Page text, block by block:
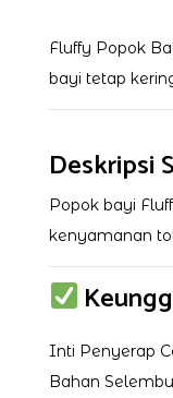
Fluffy Popok
bayi tetap
Deskripsi
Popok bayi
kenyamanan
Inti Penyerap
Bahan